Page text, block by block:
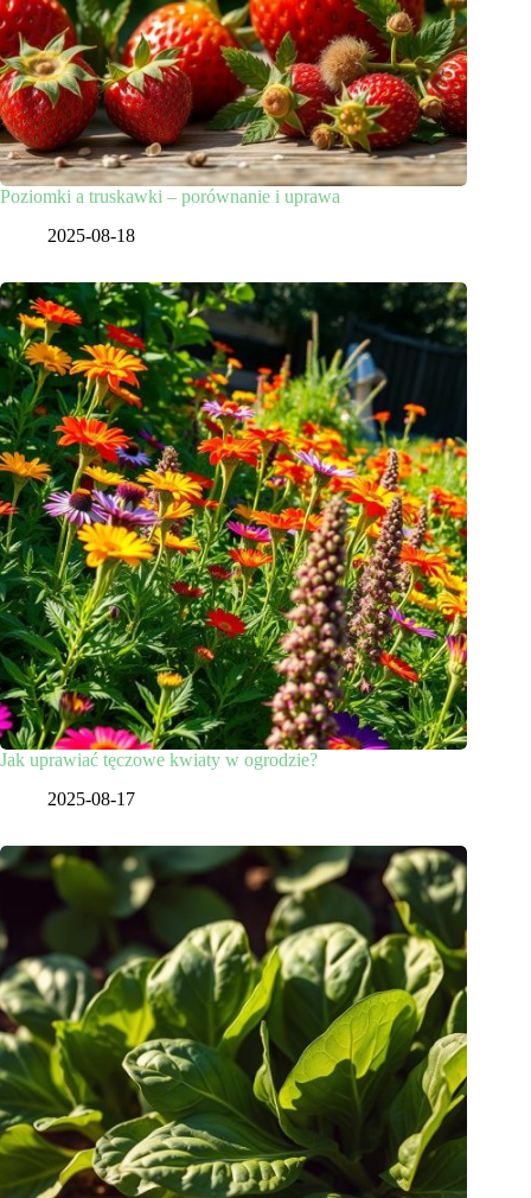
Poziomki a truskawki – porównanie i uprawa
2025-08-18
Jak uprawiać tęczowe kwiaty w ogrodzie?
2025-08-17